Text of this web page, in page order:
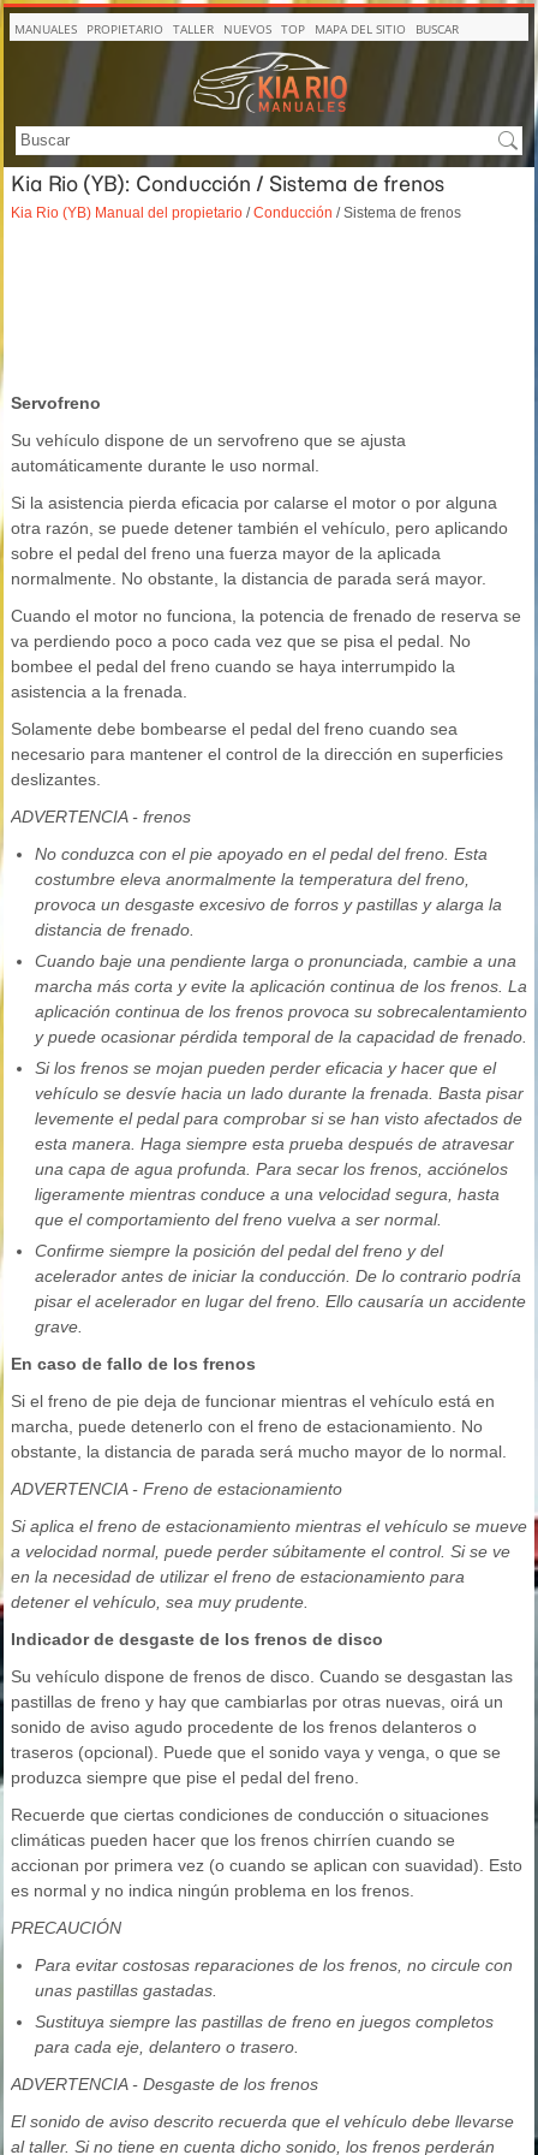
MANUALES PROPIETARIO TALLER NUEVOS TOP MAPA DEL SITIO BUSCAR
Kia Rio (YB): Conducción / Sistema de frenos
Kia Rio (YB) Manual del propietario /Conducción / Sistema de frenos
Servofreno
Su vehículo dispone de un servofreno que se ajusta
automáticamente durante le uso normal.
Si la asistencia pierda eficacia por calarse el motor o por alguna
otra razón, se puede detener también el vehículo, pero aplicando
sobre el pedal del freno una fuerza mayor de la aplicada
normalmente. No obstante, la distancia de parada será mayor.
Cuando el motor no funciona, la potencia de frenado de reserva se
va perdiendo poco a poco cada vez que se pisa el pedal. No
bombee el pedal del freno cuando se haya interrumpido la
asistencia a la frenada.
Solamente debe bombearse el pedal del freno cuando sea
necesario para mantener el control de la dirección en superficies
deslizantes.
ADVERTENCIA - frenos
No conduzca con el pie apoyado en el pedal del freno. Esta
costumbre eleva anormalmente la temperatura del freno,
provoca un desgaste excesivo de forros y pastillas y alarga la
distancia de frenado.
Cuando baje una pendiente larga o pronunciada, cambie a una
marcha más corta y evite la aplicación continua de los frenos. La
aplicación continua de los frenos provoca su sobrecalentamiento
y puede ocasionar pérdida temporal de la capacidad de frenado.
Si los frenos se mojan pueden perder eficacia y hacer que el
vehículo se desvíe hacia un lado durante la frenada. Basta pisar
levemente el pedal para comprobar si se han visto afectados de
esta manera. Haga siempre esta prueba después de atravesar
una capa de agua profunda. Para secar los frenos, acciónelos
ligeramente mientras conduce a una velocidad segura, hasta
que el comportamiento del freno vuelva a ser normal.
Confirme siempre la posición del pedal del freno y del
acelerador antes de iniciar la conducción. De lo contrario podría
pisar el acelerador en lugar del freno. Ello causaría un accidente
grave.
En caso de fallo de los frenos
Si el freno de pie deja de funcionar mientras el vehículo está en
marcha, puede detenerlo con el freno de estacionamiento. No
obstante, la distancia de parada será mucho mayor de lo normal.
ADVERTENCIA - Freno de estacionamiento
Si aplica el freno de estacionamiento mientras el vehículo se mueve
a velocidad normal, puede perder súbitamente el control. Si se ve
en la necesidad de utilizar el freno de estacionamiento para
detener el vehículo, sea muy prudente.
Indicador de desgaste de los frenos de disco
Su vehículo dispone de frenos de disco. Cuando se desgastan las
pastillas de freno y hay que cambiarlas por otras nuevas, oirá un
sonido de aviso agudo procedente de los frenos delanteros o
traseros (opcional). Puede que el sonido vaya y venga, o que se
produzca siempre que pise el pedal del freno.
Recuerde que ciertas condiciones de conducción o situaciones
climáticas pueden hacer que los frenos chirríen cuando se
accionan por primera vez (o cuando se aplican con suavidad). Esto
es normal y no indica ningún problema en los frenos.
PRECAUCIÓN
Para evitar costosas reparaciones de los frenos, no circule con
unas pastillas gastadas.
Sustituya siempre las pastillas de freno en juegos completos
para cada eje, delantero o trasero.
ADVERTENCIA - Desgaste de los frenos
El sonido de aviso descrito recuerda que el vehículo debe llevarse
al taller. Si no tiene en cuenta dicho sonido, los frenos perderán